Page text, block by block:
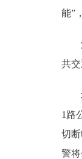
能”
活
共
培
1路
切
警